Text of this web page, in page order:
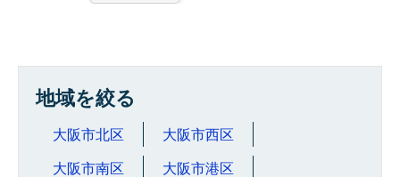
地域を絞る
大阪市北区 大阪市西区
大阪市南区 大阪市港区